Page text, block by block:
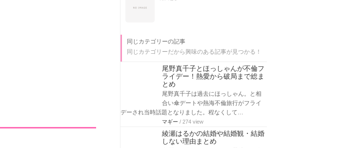
同じカテゴリーの記事
同じカテゴリーだから興味のある記事が見つかる！
尾野真千子とほっしゃんが不倫フ
ライデー！熱愛から破局まで総ま
とめ
尾野真千子は過去にほっしゃん。と相
合い傘デートや熱海不倫旅行がフライ
デーされ当時話題となりました。程なくして…
マギー / 274 view
綾瀬はるかの結婚や結婚観・結婚
しない理由まとめ